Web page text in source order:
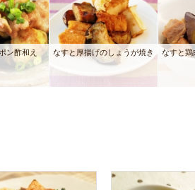
ン酢和え なすと厚揚げのしょうが焼き なすと鶏